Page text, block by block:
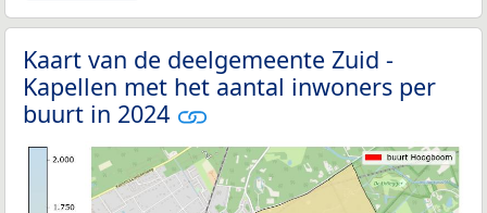
Kaart van de deelgemeente Zuid -
Kapellen met het aantal inwoners per
buurt in 2024